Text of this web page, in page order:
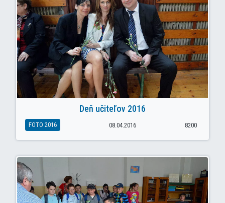
Deň učiteľov 2016
FOTO 2016 08.04.2016 8200